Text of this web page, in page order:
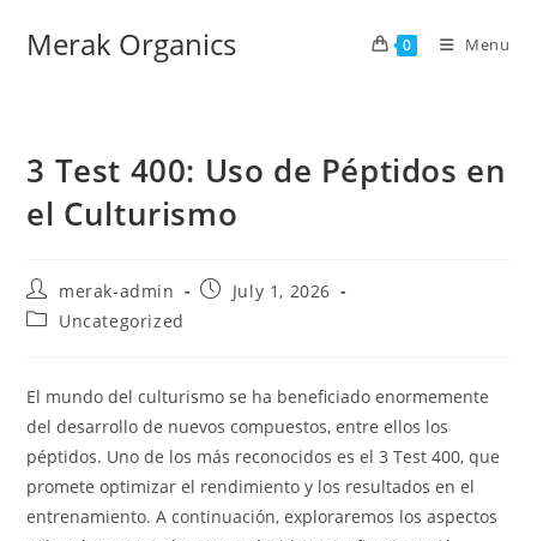
Merak Organics 0 Menu
3 Test 400: Uso de Péptidos en
el Culturismo
merak-admin
July 1, 2026
Uncategorized
El mundo del culturismo se ha beneficiado enormemente
del desarrollo de nuevos compuestos, entre ellos los
péptidos. Uno de los más reconocidos es el 3 Test 400, que
promete optimizar el rendimiento y los resultados en el
entrenamiento. A continuación, exploraremos los aspectos